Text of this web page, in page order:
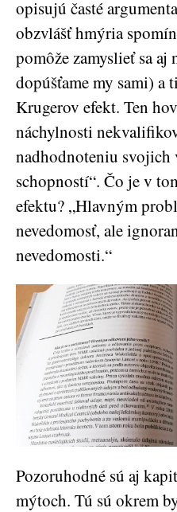
opisujú časté
obzvlášť hmýria
pomôže zamyslieť sa
dopúšťame my sami) a
Krugerov efekt. Ten
náchylnosti
nadhodnoteniu svojich
schopností“. Čo je v
efektu? „Hlavným
nevedomosť, ale
nevedomosti.“
Pozoruhodné sú aj
mýtoch. Tú sú okrem